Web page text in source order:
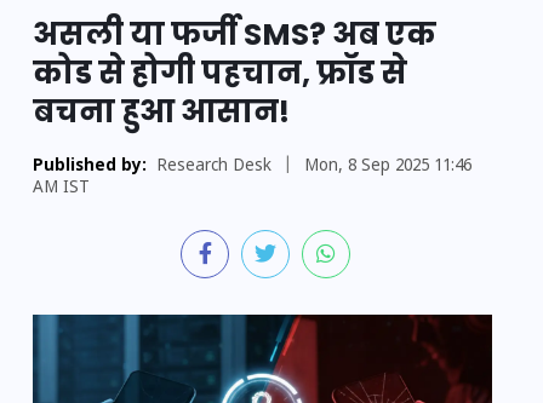
असली या फर्जी SMS? अब एक
कोड से होगी पहचान, फ्रॉड से
बचना हुआ आसान!
Published by: Research Desk
Mon, 8 Sep 2025 11:46
AM IST